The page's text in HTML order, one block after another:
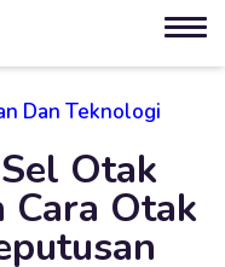
Dan Teknologi
Otak
Otak